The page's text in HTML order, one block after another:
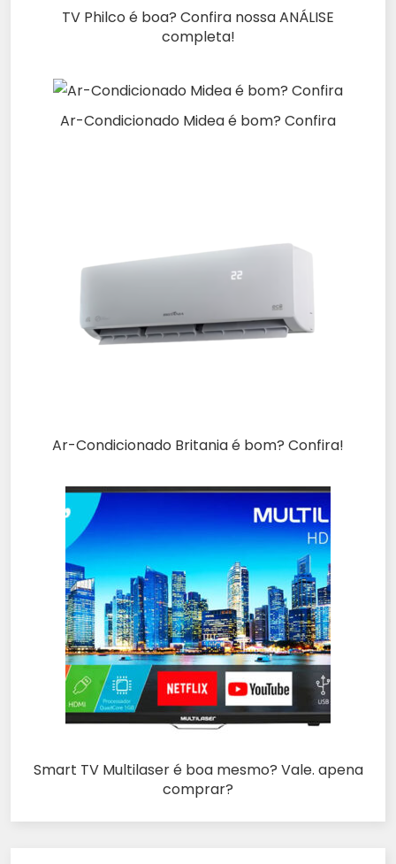
TV Philco é boa? Confira nossa ANÁLISE
completa!
Ar-Condicionado Midea é bom? Confira
Ar-Condicionado Britania é bom? Confira!
Smart TV Multilaser é boa mesmo? Vale. apena
comprar?